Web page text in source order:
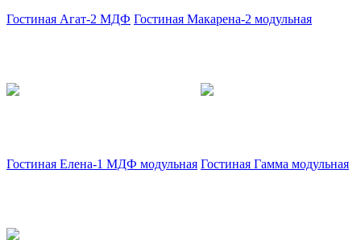
Гостиная Агат-2 МДФ Гостиная Макарена-2 модульная
Гостиная Елена-1 МДФ модульная Гостиная Гамма модульная